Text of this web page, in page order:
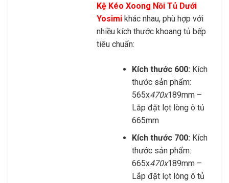
Kệ Kéo Xoong Nồi Tủ Dưới
Yosimi khác nhau, phù hợp với
nhiều kích thước khoang tủ bếp
tiêu chuẩn:
Kích thước 600: Kích
thước sản phẩm:
565x470x189mm –
Lắp đặt lọt lòng ô tủ
665mm
Kích thước 700: Kích
thước sản phẩm:
665x470x189mm –
Lắp đặt lọt lòng ô tủ